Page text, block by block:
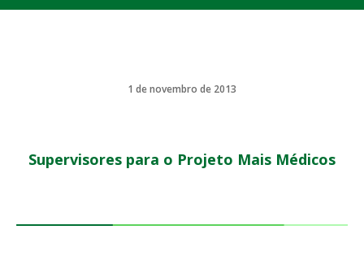
1 de novembro de 2013
Supervisores para o Projeto Mais Médicos